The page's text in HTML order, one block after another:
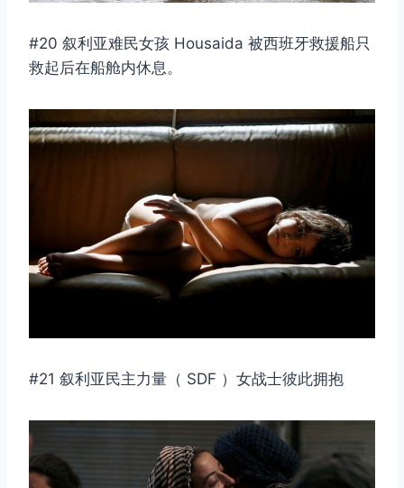
#20 叙利亚难民女孩 Housaida 被西班牙救援船只
救起后在船舱内休息。
#21 叙利亚民主力量（ SDF ）女战士彼此拥抱